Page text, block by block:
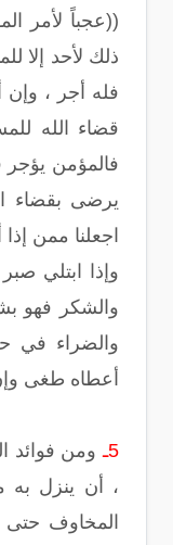
((عجباً لأمر
ذلك لأحد إلا
فله أجر ،
قضاء الله
فالمؤمن
يرضى بقضاء
اجعلنا ممن
وإذا ابتلي
والشكر فهو
والضراء في
أعطاه طغى
5ـ ومن فوائد
، أن ينزل به
المخاوف حتى